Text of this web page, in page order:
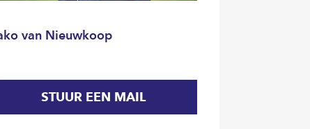
van Nieuwkoop
STUUR EEN MAIL